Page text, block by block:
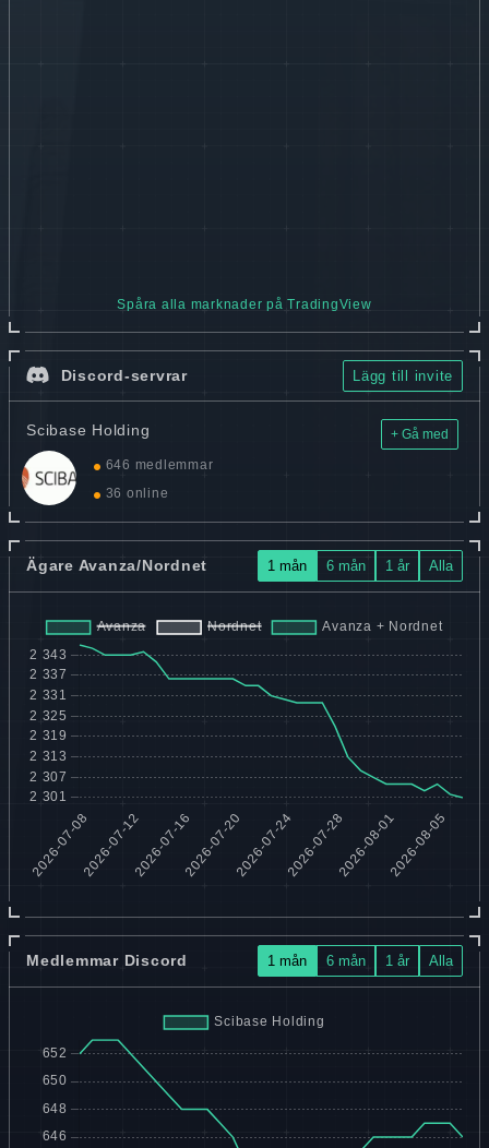
Spåra alla marknader på TradingView
Discord-servrar Lägg till invite
Scibase Holding
646 medlemmar
36 online
+ Gå med
Ägare Avanza/Nordnet 1 mån 6 mån 1 år Alla
Medlemmar Discord 1 mån 6 mån 1 år Alla